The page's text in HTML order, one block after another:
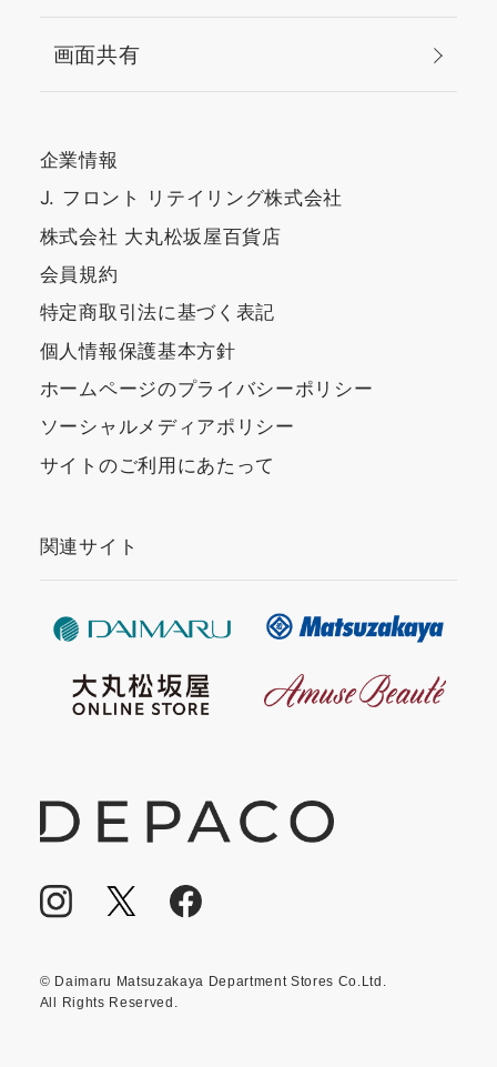
画面共有
企業情報
J. フロント リテイリング株式会社
株式会社 大丸松坂屋百貨店
会員規約
特定商取引法に基づく表記
個人情報保護基本方針
ホームページのプライバシーポリシー
ソーシャルメディアポリシー
サイトのご利用にあたって
関連サイト
© Daimaru Matsuzakaya Department Stores Co.Ltd.
All Rights Reserved.